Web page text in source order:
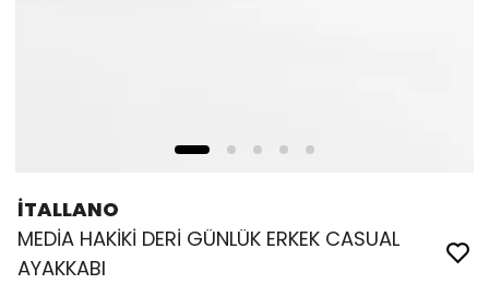
İTALLANO
MEDİA HAKİKİ DERİ GÜNLÜK ERKEK CASUAL
AYAKKABI